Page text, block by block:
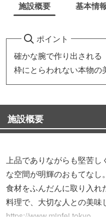
施設概要 基本情
ポイント
確かな腕で作り出される
枠にとらわれない本物の
施設概要
上品でありながらも堅苦し
な空間が明輝のおもてな
食材をふんだんに取り入
料理で、大切な人との美味